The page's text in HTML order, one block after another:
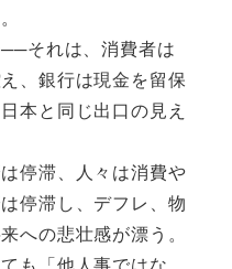
──それは、消費者は
、銀行は現金を留保
本と同じ出口の見え
停滞、人々は消費や
停滞し、デフレ、物
の悲壮感が漂う。
も「他人事ではな